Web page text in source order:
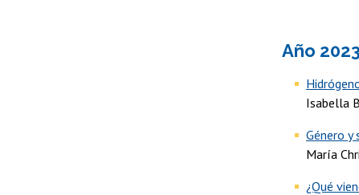
Año 2023
Isabella
Género
María
¿Qué